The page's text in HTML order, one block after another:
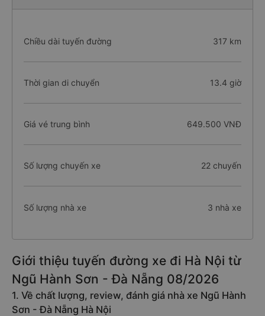
Chiều dài tuyến đường 317 km
Thời gian di chuyển 13.4 giờ
Giá vé trung bình 649.500 VNĐ
Số lượng chuyến xe 22 chuyến
Số lượng nhà xe 3 nhà xe
Giới thiệu tuyến đường xe đi Hà Nội từ
Ngũ Hành Sơn - Đà Nẵng 08/2026
1. Về chất lượng, review, đánh giá nhà xe Ngũ Hành
Sơn - Đà Nẵng Hà Nội